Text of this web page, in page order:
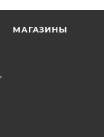
МАГАЗИНЫ